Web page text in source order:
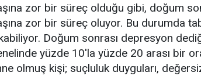
zor bir süreç olduğu gibi, doğum
zor bir süreç oluyor. Bu durumda
Doğum sonrası depresyon
yüzde 10'la yüzde 20 arası bir
olmuş kişi; suçluluk duyguları,